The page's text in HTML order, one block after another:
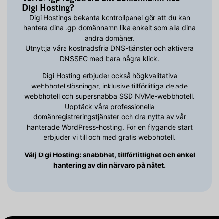
Digi Hosting?
Digi Hostings bekanta kontrollpanel gör att du kan
hantera dina .gp domännamn lika enkelt som alla dina
andra domäner.
Utnyttja våra kostnadsfria DNS-tjänster och aktivera
DNSSEC med bara några klick.
Digi Hosting erbjuder också högkvalitativa
webbhotellslösningar, inklusive tillförlitliga delade
webbhotell och supersnabba SSD NVMe-webbhotell.
Upptäck våra professionella
domänregistreringstjänster och dra nytta av vår
hanterade WordPress-hosting. För en flygande start
erbjuder vi till och med gratis webbhotell.
Välj Digi Hosting: snabbhet, tillförlitlighet och enkel
hantering av din närvaro på nätet.